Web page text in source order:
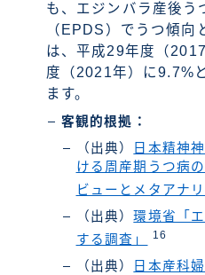
も、エジンバラ産後う
（EPDS）でうつ傾向
は、平成29年度（
度（2021年）に9.7%
ます。
客観的根拠：
（出典）
日本精神
ける周産期うつ病
ビューとメタアナ
（出典）環境省「
する調査」
16
（出典）
日本産科